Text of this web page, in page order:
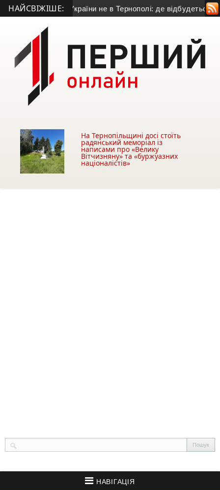
НАЙСВІЖІШЕ:
не в Тернополі: де відбудеться гра з «Буковиною» •
На Тернопільщині досі стоїть
радянський меморіал із
написами про «Велику
Вітчизняну» та «буржуазних
націоналістів»
НАВІГАЦІЯ